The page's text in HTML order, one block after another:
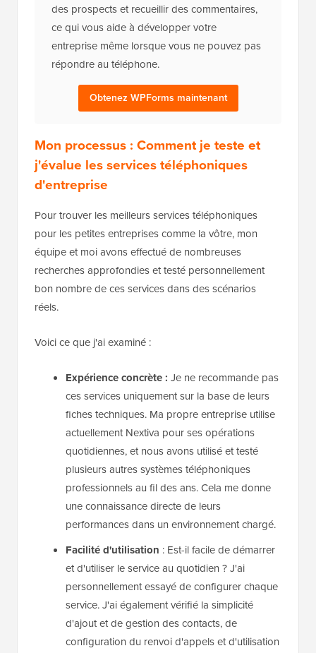
des prospects et recueillir des commentaires,
ce qui vous aide à développer votre
entreprise même lorsque vous ne pouvez pas
répondre au téléphone.
Obtenez WPForms maintenant
Mon processus : Comment je teste et
j'évalue les services téléphoniques
d'entreprise
Pour trouver les meilleurs services téléphoniques
pour les petites entreprises comme la vôtre, mon
équipe et moi avons effectué de nombreuses
recherches approfondies et testé personnellement
bon nombre de ces services dans des scénarios
réels.
Voici ce que j'ai examiné :
Expérience concrète : Je ne recommande pas
ces services uniquement sur la base de leurs
fiches techniques. Ma propre entreprise utilise
actuellement Nextiva pour ses opérations
quotidiennes, et nous avons utilisé et testé
plusieurs autres systèmes téléphoniques
professionnels au fil des ans. Cela me donne
une connaissance directe de leurs
performances dans un environnement chargé.
Facilité d'utilisation : Est-il facile de démarrer
et d'utiliser le service au quotidien ? J'ai
personnellement essayé de configurer chaque
service. J'ai également vérifié la simplicité
d'ajout et de gestion des contacts, de
configuration du renvoi d'appels et d'utilisation